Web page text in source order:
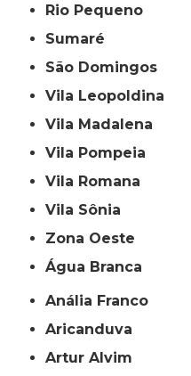
Rio Pequeno
Sumaré
São Domingos
Vila Leopoldina
Vila Madalena
Vila Pompeia
Vila Romana
Vila Sônia
Zona Oeste
Água Branca
Anália Franco
Aricanduva
Artur Alvim